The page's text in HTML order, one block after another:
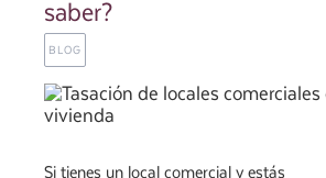
saber?
BLOG
Si tienes un local comercial y estás